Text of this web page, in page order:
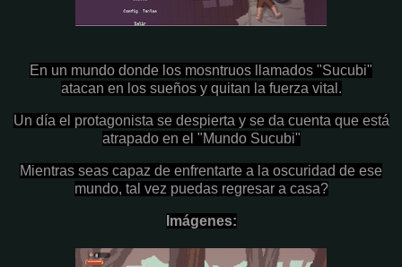
En un mundo donde los mosntruos llamados "Sucubi"
atacan en los sueños y quitan la fuerza vital.
Un día el protagonista se despierta y se da cuenta que está
atrapado en el "Mundo Sucubi"
Mientras seas capaz de enfrentarte a la oscuridad de ese
mundo, tal vez puedas regresar a casa?
Imágenes: